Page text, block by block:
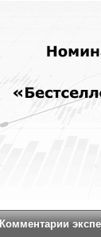
Комментарии